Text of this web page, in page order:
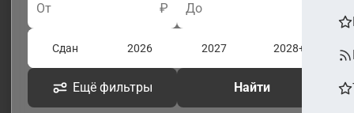
От ₽ До
Сдан 2026 2027 2028+
Ещё фильтры Найти